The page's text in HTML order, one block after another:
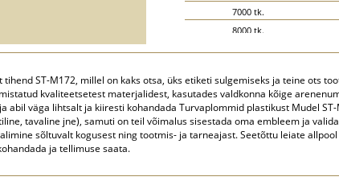
7000 tk.
8000 tk.
15000 tk.
20000 tk.
ST-M172, millel on kaks otsa, üks etiketi sulgemiseks ja teine ots
kvaliteetsetest materjalidest, kasutades valdkonna kõige
abil väga lihtsalt ja kiiresti kohandada Turvaplommid plastikust Mudel
tavaline jne), samuti on teil võimalus sisestada oma embleem ja
sõltuvalt kogusest ning tootmis- ja tarneajast. Seetõttu leiate
ja tellimuse saata.